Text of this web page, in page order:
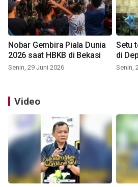
Nobar Gembira Piala Dunia
2026 saat HBKB di Bekasi
Senin, 29 Juni 2026
Setu
di
Senin,
Video